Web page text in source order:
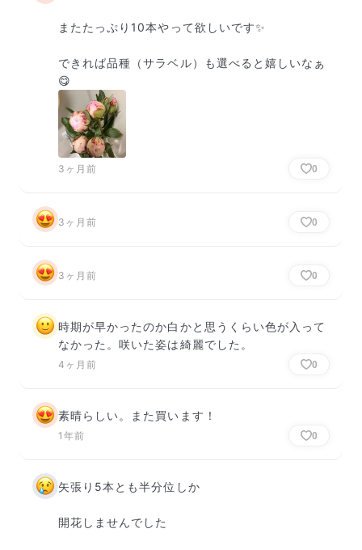
またたっぷり10本やって欲しいです✨
できれば品種（サラベル）も選べると嬉しいなぁ
😋
3ヶ月前 0
3ヶ月前 0
3ヶ月前 0
時期が早かったのか白かと思うくらい色が入って
なかった。咲いた姿は綺麗でした。
4ヶ月前 0
素晴らしい。また買います！
1年前 0
矢張り5本とも半分位しか
開花しませんでした